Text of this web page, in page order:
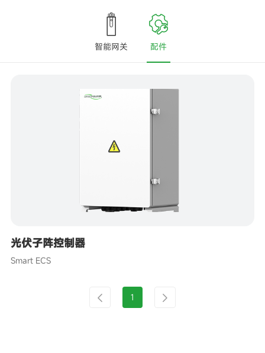
智能网关 配件
光伏子阵控制器
Smart ECS
1